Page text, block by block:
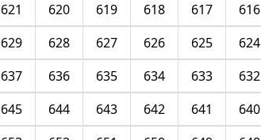
616
617
618
619
620
621
624
625
626
627
628
629
632
633
634
635
636
637
640
641
642
643
644
645